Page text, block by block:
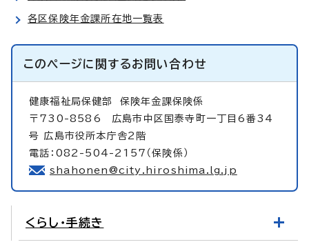
各区保険年金課所在地一覧表
このページに関するお問い合わせ
健康福祉局保健部 保険年金課保険係
〒730-8586 広島市中区国泰寺町一丁目6番34
号 広島市役所本庁舎2階
電話：082-504-2157（保険係）
shahonen@city.hiroshima.lg.jp
くらし・手続き